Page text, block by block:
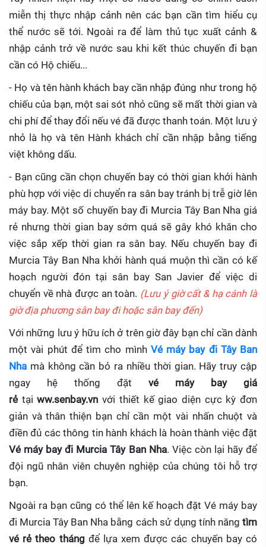
miễn thị thực nhập cảnh nên các bạn cần tìm hiểu cụ
thể nước sẽ tới. Ngoài ra để làm thủ tục xuất cảnh &
nhập cảnh trở về nước sau khi kết thúc chuyến đi bạn
cần có Hộ chiếu...
- Họ và tên hành khách bay cần nhập đúng như trong hộ
chiếu của bạn, một sai sót nhỏ cũng sẽ mất thời gian và
chi phí để thay đổi nếu vé đã được thanh toán. Một lưu ý
nhỏ là họ và tên Hành khách chỉ cần nhập bằng tiếng
việt không dấu.
- Bạn cũng cần chọn chuyến bay có thời gian khởi hành
phù hợp với việc di chuyển ra sân bay tránh bị trễ giờ lên
máy bay. Một số chuyến bay đi Murcia Tây Ban Nha giá
rẻ nhưng thời gian bay sớm quá sẽ gây khó khăn cho
việc sắp xếp thời gian ra sân bay. Nếu chuyến bay đi
Murcia Tây Ban Nha khởi hành quá muộn thì cần có kế
hoạch người đón tại sân bay San Javier để việc di
chuyển về nhà được an toàn. (Lưu ý giờ cất & hạ cánh là
giờ địa phương sân bay đi hoặc sân bay đến)
Với những lưu ý hữu ích ở trên giờ đây bạn chỉ cần dành
một vài phút để tìm cho mình Vé máy bay đi Tây Ban
Nha mà không cần bỏ ra nhiều thời gian. Hãy truy cập
ngay hệ thống đặt vé máy bay giá
rẻ tạiww.senbay.vn với thiết kế giao diện cực kỳ đơn
giản và thân thiện bạn chỉ cần một vài nhấn chuột và
điền đủ các thông tin hành khách là hoàn thành việc đặt
Vé máy bay đi Murcia Tây Ban Nha. Việc còn lại hãy để
đội ngũ nhân viên chuyên nghiệp của chúng tôi hỗ trợ
bạn.
Ngoài ra bạn cũng có thể lên kế hoạch đặt Vé máy bay
đi Murcia Tây Ban Nha bằng cách sử dụng tính năng tìm
vé rẻ theo tháng để lựa xem được các chuyến bay có